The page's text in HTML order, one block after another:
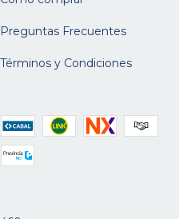
Preguntas Frecuentes
Términos y Condiciones